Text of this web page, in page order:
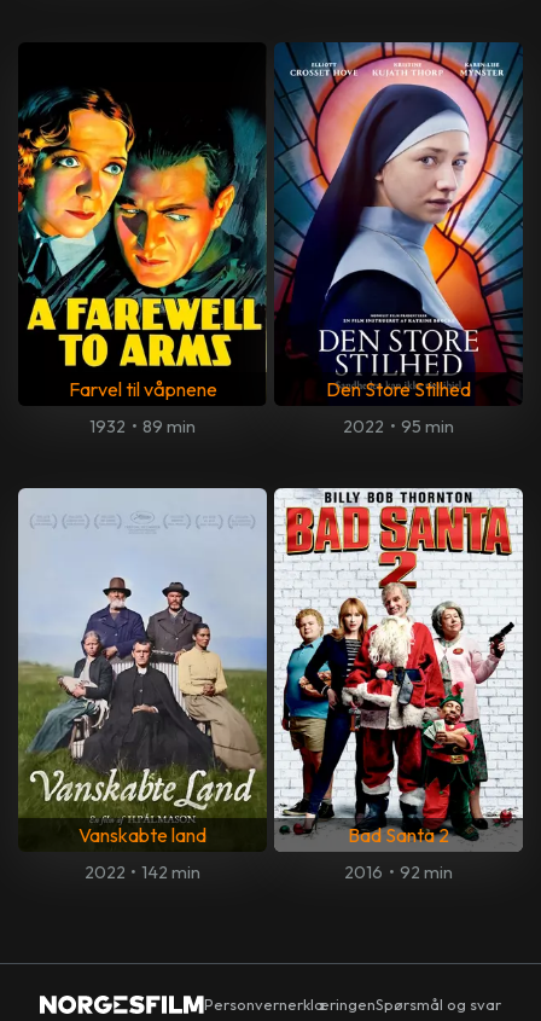
Farvel til våpnene
1932 • 89 min
Den Store Stilhed
2022 • 95 min
Vanskabte land
2022 • 142 min
Bad Santa 2
2016 • 92 min
PersonvernerklæringenSpørsmål og svar